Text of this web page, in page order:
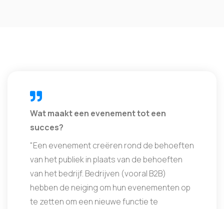
Wat maakt een evenement tot een
succes?
"Een evenement creëren rond de behoeften
van het publiek in plaats van de behoeften
van het bedrijf. Bedrijven (vooral B2B)
hebben de neiging om hun evenementen op
te zetten om een nieuwe functie te